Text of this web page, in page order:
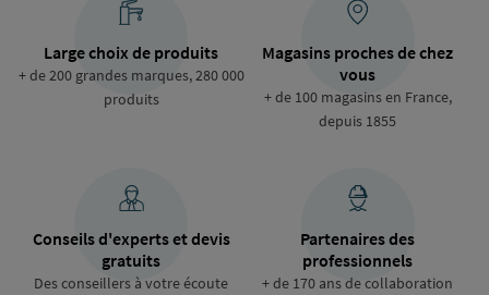
Large choix de produits
+ de 200 grandes marques, 280 000
produits
Magasins proches de chez
vous
+ de 100 magasins en France,
depuis 1855
Conseils d'experts et devis
gratuits
Des conseillers à votre écoute
Partenaires des
professionnels
+ de 170 ans de collaboration